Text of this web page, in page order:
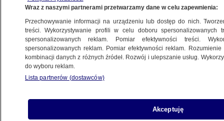
"Jeszcze chwila, to Polacy będą żądali
reparacji od PiS-u"
17.10.2022, 20:52
Udostępnij
Wraz z naszymi partnerami przetwarzamy dane w celu zapewnienia:
Przechowywanie informacji na urządzeniu lub dostęp do nich.
treści. Wykorzystywanie profili w celu doboru spersonalizowanych
spersonalizowanych reklam. Pomiar efektywności treści.
spersonalizowanych reklam. Pomiar efektywności reklam.
kombinacji danych z różnych źródeł. Rozwój i ulepszanie usług.
do wyboru reklam.
Lista partnerów (dostawców)
Akceptuję